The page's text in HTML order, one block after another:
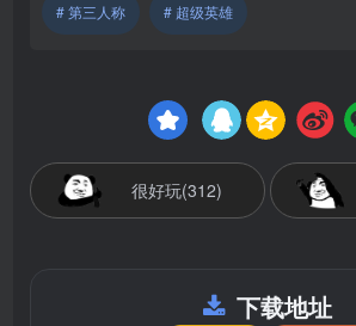
# 第三人称 # 超级英雄
很好玩(312)
下载地址